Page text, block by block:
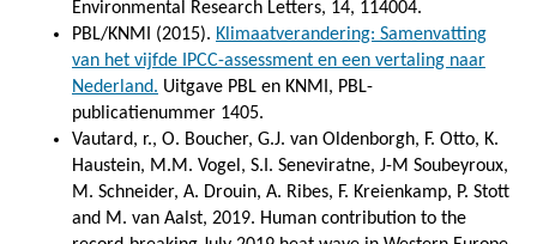
Environmental Research Letters, 14, 114004.
PBL/KNMI (2015). Klimaatverandering: Samenvatting
van het vijfde IPCC-assessment en een vertaling naar
Nederland. Uitgave PBL en KNMI, PBL-
publicatienummer 1405.
Vautard, r., O. Boucher, G.J. van Oldenborgh, F. Otto, K.
Haustein, M.M. Vogel, S.I. Seneviratne, J-M Soubeyroux,
M. Schneider, A. Drouin, A. Ribes, F. Kreienkamp, P. Stott
and M. van Aalst, 2019. Human contribution to the